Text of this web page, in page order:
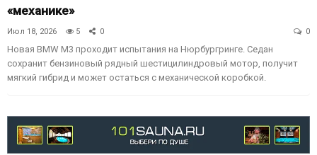
«механике»
Июл 18, 2026 5 0 0
Новая BMW M3 проходит испытания на Нюрбургринге. Седан
сохранит бензиновый рядный шестицилиндровый мотор, получит
мягкий гибрид и может остаться с механической коробкой.